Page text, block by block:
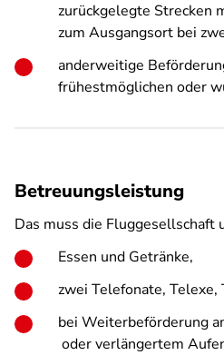
zurückgelegte Strecken
zum Ausgangsort bei
anderweitige
frühestmöglichen oder
Betreuungsleistung
Das muss die Fluggesellschaft
Essen und Getränke,
zwei Telefonate, Telexe,
bei Weiterbeförderung
oder verlängertem